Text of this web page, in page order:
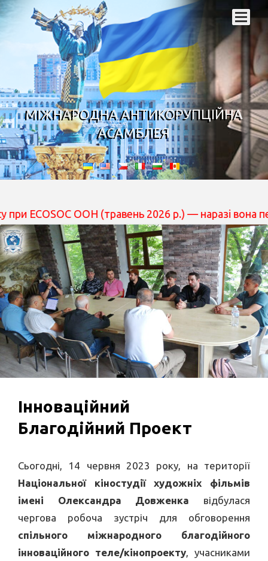
МІЖНАРОДНА АНТИКОРУПЦІЙНА
АСАМБЛЕЯ
ООН (травень 2026 р.) — наразі вона
Інноваційний
Благодійний Проект
Сьогодні, 14 червня 2023 року, на території
Національної кіностудії художніх фільмів
імені Олександра Довженка відбулася
чергова робоча зустріч для обговорення
спільного міжнародного благодійного
інноваційного теле/кінопроекту, учасниками